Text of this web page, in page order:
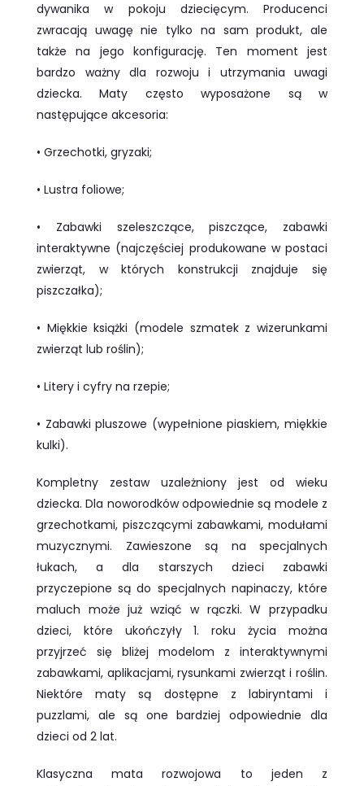
dywanika w pokoju dziecięcym. Producenci
zwracają uwagę nie tylko na sam produkt, ale
także na jego konfigurację. Ten moment jest
bardzo ważny dla rozwoju i utrzymania uwagi
dziecka. Maty często wyposażone są w
następujące akcesoria:
• Grzechotki, gryzaki;
• Lustra foliowe;
• Zabawki szeleszczące, piszczące, zabawki
interaktywne (najczęściej produkowane w postaci
zwierząt, w których konstrukcji znajduje się
piszczałka);
• Miękkie książki (modele szmatek z wizerunkami
zwierząt lub roślin);
• Litery i cyfry na rzepie;
• Zabawki pluszowe (wypełnione piaskiem, miękkie
kulki).
Kompletny zestaw uzależniony jest od wieku
dziecka. Dla noworodków odpowiednie są modele z
grzechotkami, piszczącymi zabawkami, modułami
muzycznymi. Zawieszone są na specjalnych
łukach, a dla starszych dzieci zabawki
przyczepione są do specjalnych napinaczy, które
maluch może już wziąć w rączki. W przypadku
dzieci, które ukończyły 1. roku życia można
przyjrzeć się bliżej modelom z interaktywnymi
zabawkami, aplikacjami, rysunkami zwierząt i roślin.
Niektóre maty są dostępne z labiryntami i
puzzlami, ale są one bardziej odpowiednie dla
dzieci od 2 lat.
Klasyczna mata rozwojowa to jeden z